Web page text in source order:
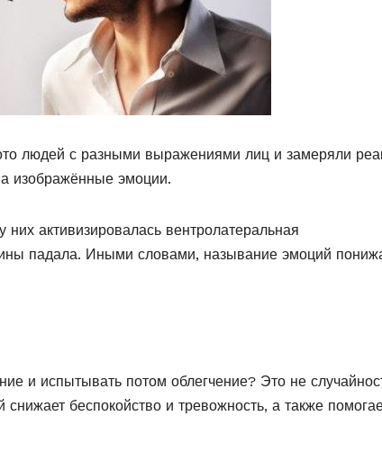
людей с разными выражениями лиц и замеряли
изображённые эмоции.
них активизировалась вентролатеральная
падала. Иными словами, называние эмоций
и испытывать потом облегчение? Это не
беспокойство и тревожность, а также